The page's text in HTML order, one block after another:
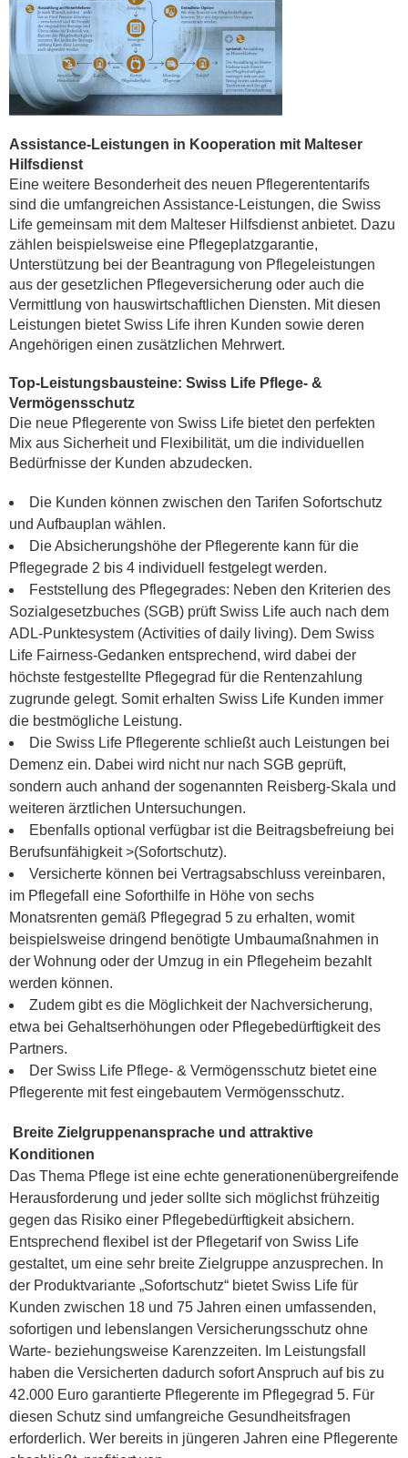
Assistance-Leistungen in Kooperation mit Malteser
Hilfsdienst
Eine weitere Besonderheit des neuen Pflegerententarifs
sind die umfangreichen Assistance-Leistungen, die Swiss
Life gemeinsam mit dem Malteser Hilfsdienst anbietet. Dazu
zählen beispielsweise eine Pflegeplatzgarantie,
Unterstützung bei der Beantragung von Pflegeleistungen
aus der gesetzlichen Pflegeversicherung oder auch die
Vermittlung von hauswirtschaftlichen Diensten. Mit diesen
Leistungen bietet Swiss Life ihren Kunden sowie deren
Angehörigen einen zusätzlichen Mehrwert.
Top-Leistungsbausteine: Swiss Life Pflege- &
Vermögensschutz
Die neue Pflegerente von Swiss Life bietet den perfekten
Mix aus Sicherheit und Flexibilität, um die individuellen
Bedürfnisse der Kunden abzudecken.
Die Kunden können zwischen den Tarifen Sofortschutz
und Aufbauplan wählen.
Die Absicherungshöhe der Pflegerente kann für die
Pflegegrade 2 bis 4 individuell festgelegt werden.
Feststellung des Pflegegrades: Neben den Kriterien des
Sozialgesetzbuches (SGB) prüft Swiss Life auch nach dem
ADL-Punktesystem (Activities of daily living). Dem Swiss
Life Fairness-Gedanken entsprechend, wird dabei der
höchste festgestellte Pflegegrad für die Rentenzahlung
zugrunde gelegt. Somit erhalten Swiss Life Kunden immer
die bestmögliche Leistung.
Die Swiss Life Pflegerente schließt auch Leistungen bei
Demenz ein. Dabei wird nicht nur nach SGB geprüft,
sondern auch anhand der sogenannten Reisberg-Skala und
weiteren ärztlichen Untersuchungen.
Ebenfalls optional verfügbar ist die Beitragsbefreiung bei
Berufsunfähigkeit >(Sofortschutz).
Versicherte können bei Vertragsabschluss vereinbaren,
im Pflegefall eine Soforthilfe in Höhe von sechs
Monatsrenten gemäß Pflegegrad 5 zu erhalten, womit
beispielsweise dringend benötigte Umbaumaßnahmen in
der Wohnung oder der Umzug in ein Pflegeheim bezahlt
werden können.
Zudem gibt es die Möglichkeit der Nachversicherung,
etwa bei Gehaltserhöhungen oder Pflegebedürftigkeit des
Partners.
Der Swiss Life Pflege- & Vermögensschutz bietet eine
Pflegerente mit fest eingebautem Vermögensschutz.
Breite Zielgruppenansprache und attraktive
Konditionen
Das Thema Pflege ist eine echte generationenübergreifende
Herausforderung und jeder sollte sich möglichst frühzeitig
gegen das Risiko einer Pflegebedürftigkeit absichern.
Entsprechend flexibel ist der Pflegetarif von Swiss Life
gestaltet, um eine sehr breite Zielgruppe anzusprechen. In
der Produktvariante „Sofortschutz“ bietet Swiss Life für
Kunden zwischen 18 und 75 Jahren einen umfassenden,
sofortigen und lebenslangen Versicherungsschutz ohne
Warte- beziehungsweise Karenzzeiten. Im Leistungsfall
haben die Versicherten dadurch sofort Anspruch auf bis zu
42.000 Euro garantierte Pflegerente im Pflegegrad 5. Für
diesen Schutz sind umfangreiche Gesundheitsfragen
erforderlich. Wer bereits in jüngeren Jahren eine Pflegerente